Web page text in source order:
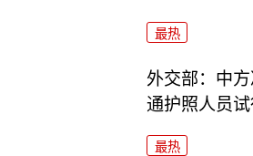
最热
外交部：中
通护照人员
最热